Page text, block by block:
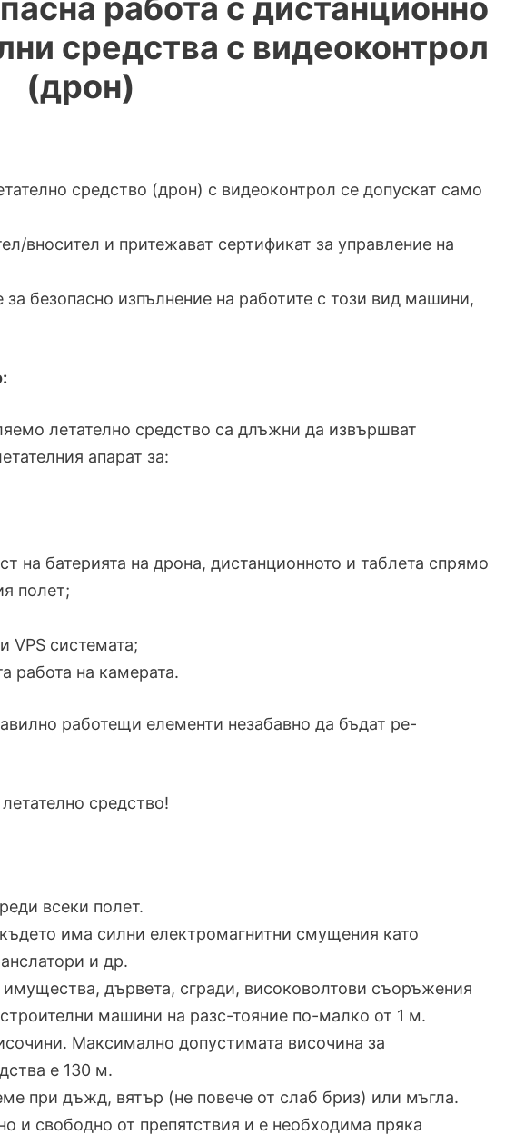
работа с дистанционно
средства с видеоконтрол
(дрон)
средство (дрон) с видеоконтрол се допускат само
вносител и притежават сертификат за управление на
за безопасно изпълнение на работите с този вид машини,
летателно средство са длъжни да извършват
апарат за:
на батерията на дрона, дистанционното и таблета спрямо
полет;
VPS системата;
работа на камерата.
работещи елементи незабавно да бъдат ре-
средство!
всеки полет.
има силни електромагнитни смущения като
и др.
дървета, сгради, високоволтови съоръжения
машини на разс-тояние по-малко от 1 м.
Максимално допустимата височина за
е 130 м.
при дъжд, вятър (не повече от слаб бриз) или мъгла.
и свободно от препятствия и е необходима пряка